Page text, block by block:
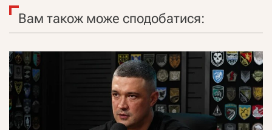
Вам також може сподобатися: